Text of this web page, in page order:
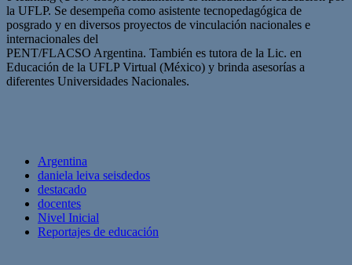
la UFLP. Se desempeña como asistente tecnopedagógica de
posgrado y en diversos proyectos de vinculación nacionales e
internacionales del
PENT/FLACSO Argentina. También es tutora de la Lic. en
Educación de la UFLP Virtual (México) y brinda asesorías a
diferentes Universidades Nacionales.
Argentina
daniela leiva seisdedos
destacado
docentes
Nivel Inicial
Reportajes de educación